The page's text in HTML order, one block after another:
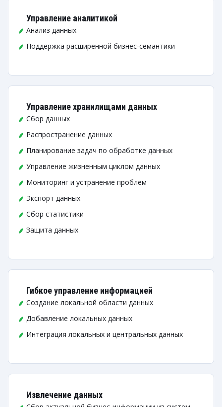
Управление аналитикой
Анализ данных
Поддержка расширенной бизнес-семантики
Управление хранилищами данных
Сбор данных
Распространение данных
Планирование задач по обработке данных
Управление жизненным циклом данных
Мониторинг и устранение проблем
Экспорт данных
Сбор статистики
Защита данных
Гибкое управление информацией
Создание локальной области данных
Добавление локальных данных
Интеграция локальных и центральных данных
Извлечение данных